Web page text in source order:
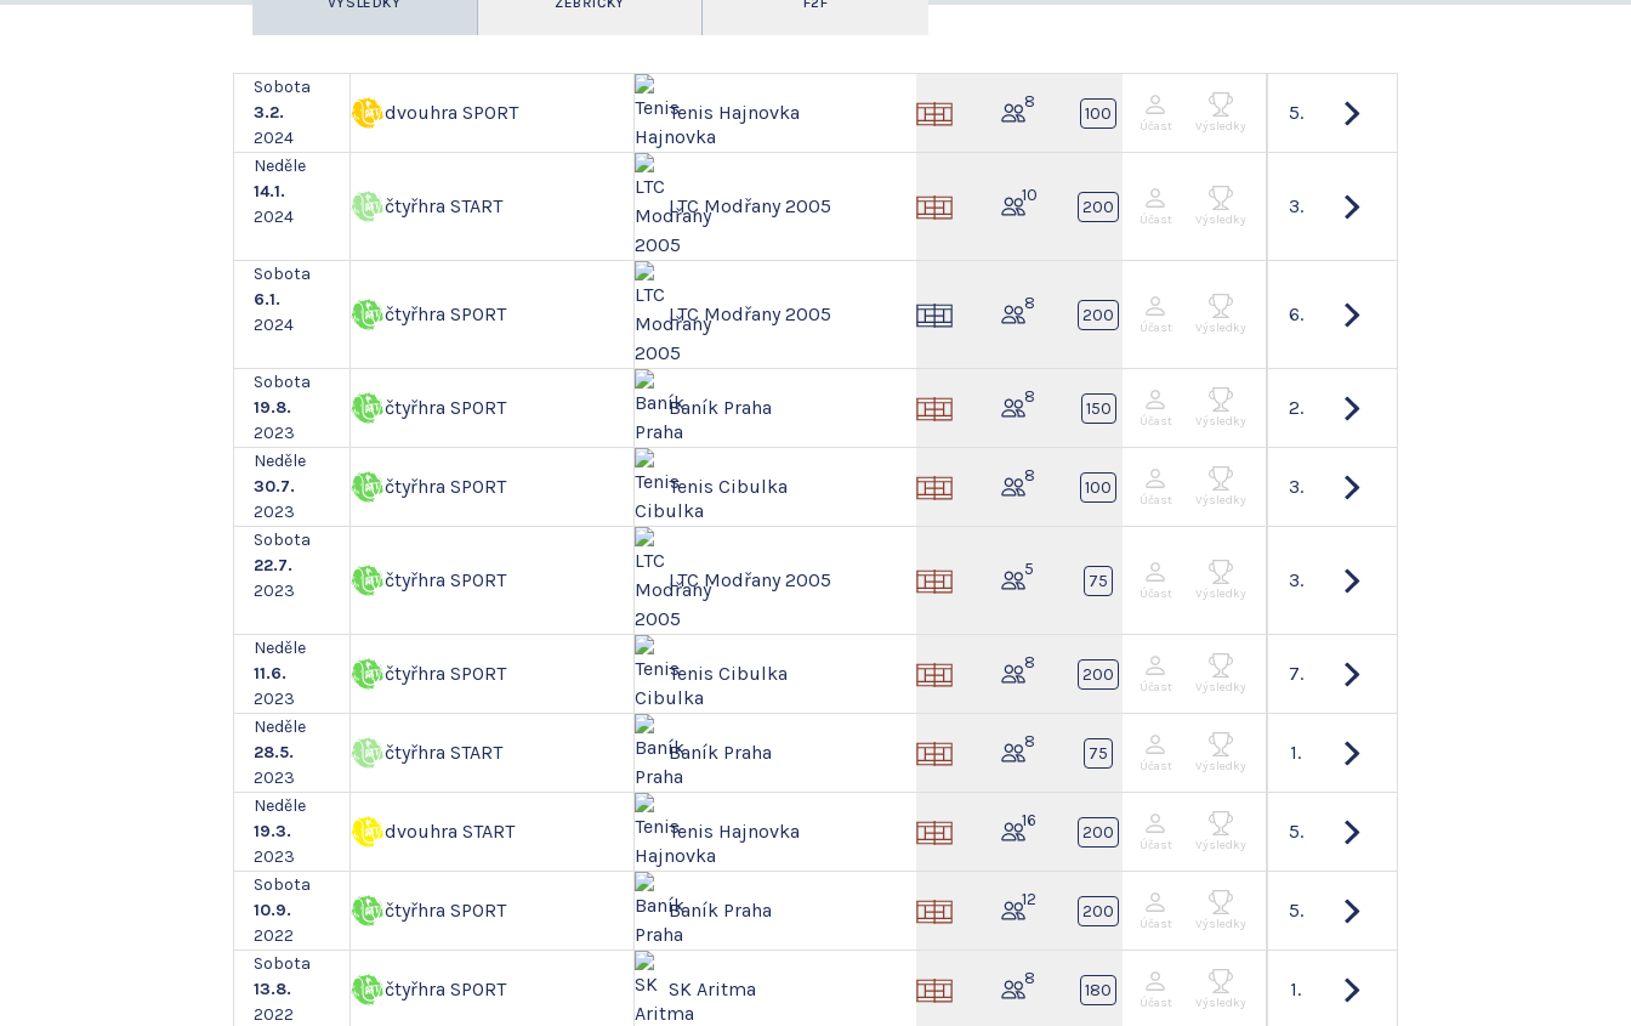
Sobota
3.2.
2024
dvouhra SPORT Tenis Hajnovka 8
100 5.
Účast Výsledky
Neděle
14.1.
2024
čtyřhra START LTC Modřany 2005 10
200 3.
Účast Výsledky
Sobota
6.1.
2024
čtyřhra SPORT LTC Modřany 2005 8
200 6.
Účast Výsledky
Sobota
19.8.
2023
čtyřhra SPORT Baník Praha 8
150 2.
Účast Výsledky
Neděle
30.7.
2023
čtyřhra SPORT Tenis Cibulka 8
100 3.
Účast Výsledky
Sobota
22.7.
2023
čtyřhra SPORT LTC Modřany 2005 5
75 3.
Účast Výsledky
Neděle
11.6.
2023
čtyřhra SPORT Tenis Cibulka 8
200 7.
Účast Výsledky
Neděle
28.5.
2023
čtyřhra START Baník Praha 8
75 1.
Účast Výsledky
Neděle
19.3.
2023
dvouhra START Tenis Hajnovka 16
200 5.
Účast Výsledky
Sobota
10.9.
2022
čtyřhra SPORT Baník Praha 12
200 5.
Účast Výsledky
Sobota
13.8.
2022
čtyřhra SPORT SK Aritma 8
180 1.
Účast Výsledky